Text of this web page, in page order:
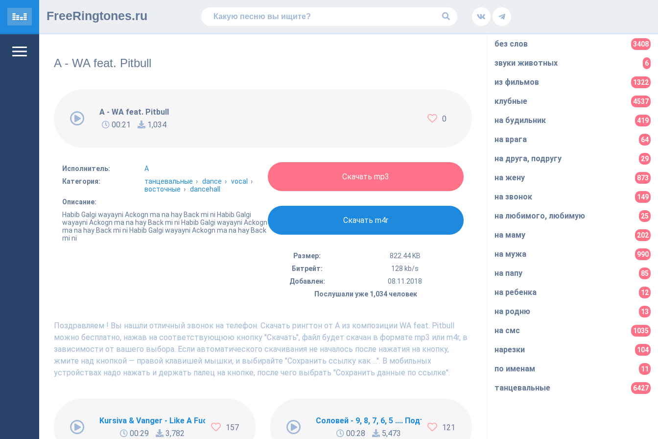
FreeRingtones.ru
A - WA feat. Pitbull
A - WA feat. Pitbull
00:21
1,034
0
Исполнитель:
A
Категория:
танцевальные › dance › vocal
›
восточные › dancehall
Описание:
Habib Galgi wayayni Ackogn ma na hay Back mi ni Habib Galgi
wayayni Ackogn ma na hay Back mi ni Habib Galgi wayayni Ackogn
ma na hay Back mi ni Habib Galgi wayayni Ackogn ma na hay Back
mi ni
Скачать mp3
Скачать m4r
Размер:
822.44 KB
Битрейт:
128 kb/s
Добавлен:
08.11.2018
Послушали уже 1,034 человек
Поздравляем ! Вы нашли отличный звонок на телефон. Скачать рингтон от A из композиции WA feat. Pitbull
можно бесплатно, нажав на соответствующюю кнопку "Скачать", файл будет скачан в формате mp3 или m4r, в
зависимости от вашего выбора. Если автоматического скачивания не началось после нажатия на кнопку,
жмите над кнопкой — правой клавишей мышки, и выбирайте "Сохранить ссылку как ...". В мобильных
устройствах надо нажать и держать палец на кнопке, после чего выбрать "Сохранить данные по ссылке".
Kursiva & Vanger - Like A Fucking Newbie
00:29
3,782
157
Соловей - 9, 8, 7, 6, 5 .... Подъём !!!
00:28
5,473
121
без слов 3408
звуки животных 6
из фильмов 1322
клубные 4537
на будильник 419
на врага 64
на друга, подругу 29
на жену 873
на звонок 149
на любимого, любимую 25
на маму 202
на мужа 990
на папу 85
на ребенка 12
на родню 13
на смс 1035
нарезки 104
по именам 11
танцевальные 6427